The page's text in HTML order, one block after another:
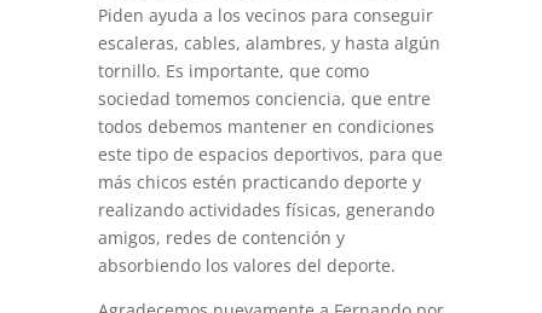
Piden ayuda a los vecinos para conseguir
escaleras, cables, alambres, y hasta algún
tornillo. Es importante, que como
sociedad tomemos conciencia, que entre
todos debemos mantener en condiciones
este tipo de espacios deportivos, para que
más chicos estén practicando deporte y
realizando actividades físicas, generando
amigos, redes de contención y
absorbiendo los valores del deporte.